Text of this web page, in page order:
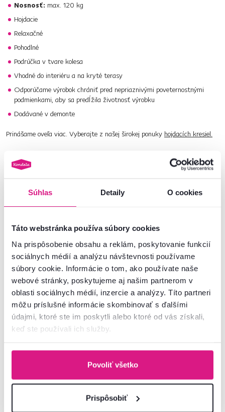
Súhlas Detaily O cookies
Táto webstránka používa súbory cookies
Na prispôsobenie obsahu a reklám, poskytovanie funkcií
sociálnych médií a analýzu návštevnosti používame
súbory cookie. Informácie o tom, ako používate naše
webové stránky, poskytujeme aj našim partnerom v
oblasti sociálnych médií, inzercie a analýzy. Títo partneri
môžu príslušné informácie skombinovať s ďalšími
údajmi, ktoré ste im poskytli alebo ktoré od vás získali,
keď ste používali ich služby.
Povoliť všetko
Prispôsobiť
Nosnosť: max. 120 kg
Hojdacie
Relaxačné
Pohodlné
Podrúčka v tvare kolesa
Vhodné do interiéru a na kryté terasy
Odporúčame výrobok chrániť pred nepriaznivými poveternostnými
podmienkami, aby sa predĺžila životnosť výrobku
Dodávané v demonte
Prinášame oveľa viac. Vyberajte z našej širokej ponuky hojdacích kresiel.
Číslo produktu : 0000403576
Základné parametre
Informácie o balení
Montážny návod
Nenašli ste požadované informácie?
Kontaktujte nás a my vám radi poradíme
02/ 40 100 100 Spustiť chat